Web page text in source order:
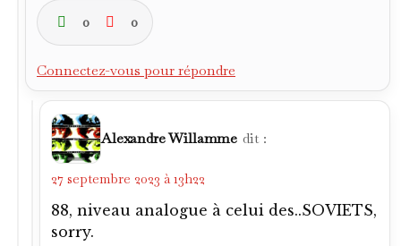
0 0
Connectez-vous pour répondre
Alexandre Willamme dit :
27 septembre 2023 à 13h22
88, niveau analogue à celui des..SOVIETS,
sorry.